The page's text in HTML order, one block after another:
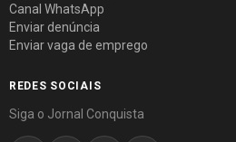
Canal WhatsApp
Enviar denúncia
Enviar vaga de emprego
REDES SOCIAIS
Siga o Jornal Conquista